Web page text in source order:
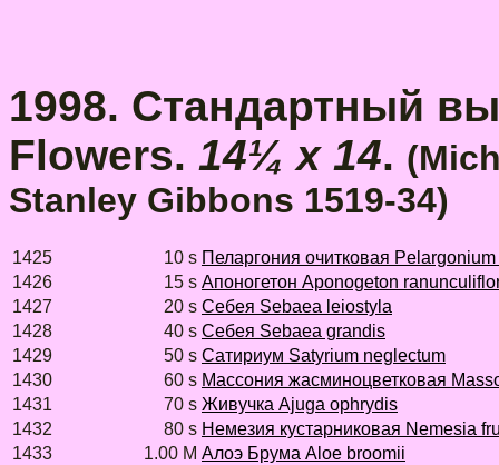
1998. Стандартный
Flowers. 14¼ x 14.
Stanley Gibbons 1519-34)
1425 10 s Пеларгония очитковая
1426
15 s Апоногетон Aponogeton
1427
20 s Себея Sebaea leiostyla
1428
40 s Себея Sebaea grandis
1429
50 s Сатириум Satyrium neglectum
1430
60 s Массония жасминоцветковая
1431
70 s Живучка Ajuga ophrydis
1432
80 s Немезия кустарниковая Nemesia
1433
1.00 M Алоэ Брума Aloe broomii